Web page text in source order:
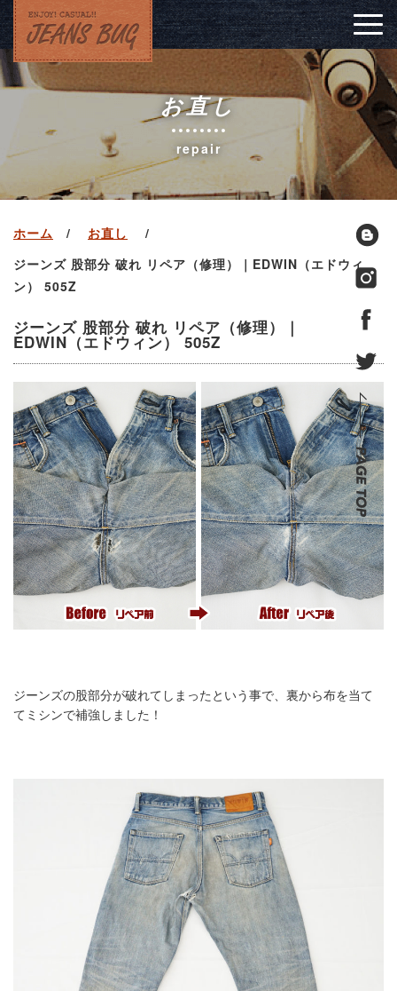
お直し
repair
ホーム
お直し
ジーンズ 股部分 破れ リペア（修理）｜EDWIN（エドウィ
ン） 505Z
ジーンズ 股部分 破れ リペア（修理）｜
EDWIN（エドウィン） 505Z
ジーンズの股部分が破れてしまったという事で、裏から布を当て
てミシンで補強しました！